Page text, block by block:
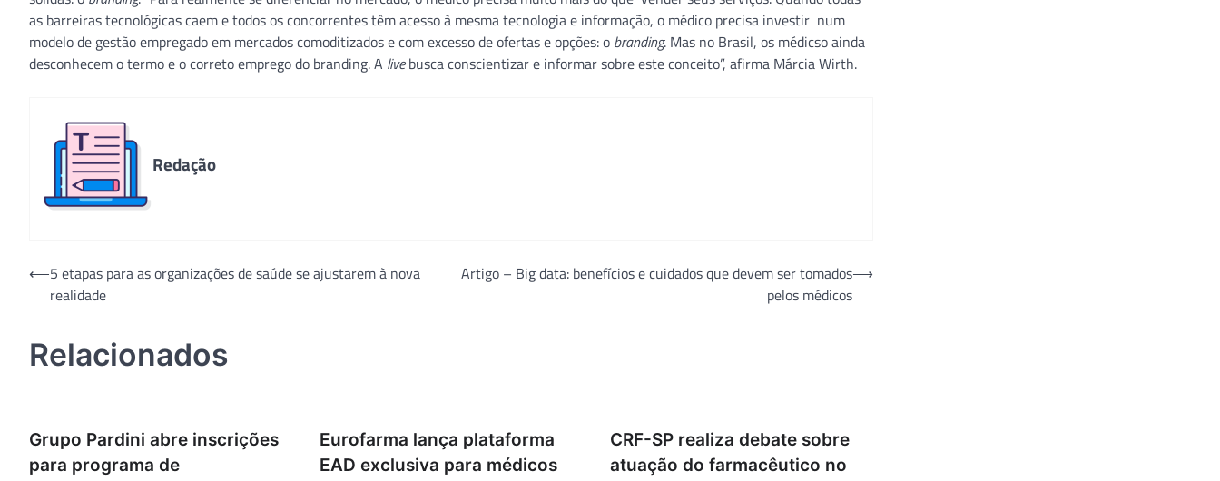
as barreiras tecnológicas caem e todos os concorrentes têm acesso à mesma tecnologia e informação, o médico precisa investir num
modelo de gestão empregado em mercados comoditizados e com excesso de ofertas e opções: o branding. Mas no Brasil, os médicso ainda
desconhecem o termo e o correto emprego do branding. A livebusca conscientizar e informar sobre este conceito”, afirma Márcia Wirth.
Redação
Navegação
⟵5 etapas para as organizações de saúde se ajustarem à nova
realidade
Artigo – Big data: benefícios e cuidados que devem ser tomados
pelos médicos
⟶
Relacionados
Grupo Pardini abre inscrições
para programa de
Eurofarma lança plataforma
EAD exclusiva para médicos
CRF-SP realiza debate sobre
atuação do farmacêutico no